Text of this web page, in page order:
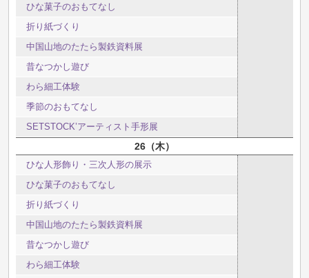
ひな菓子のおもてなし
折り紙づくり
中国山地のたたら製鉄資料展
昔なつかし遊び
わら細工体験
季節のおもてなし
SETSTOCK’アーティスト手形展
26 木
ひな人形飾り・三次人形の展示
ひな菓子のおもてなし
折り紙づくり
中国山地のたたら製鉄資料展
昔なつかし遊び
わら細工体験